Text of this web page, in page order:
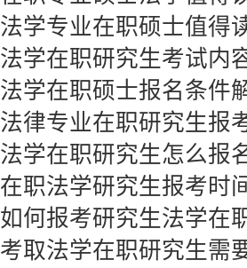
法学专业在职硕士值得读吗？
法学在职研究生考试内
法学在职硕士报名条件
法律专业在职研究生报
法学在职研究生怎么报
在职法学研究生报考时
如何报考研究生法学在
考取法学在职研究生需要